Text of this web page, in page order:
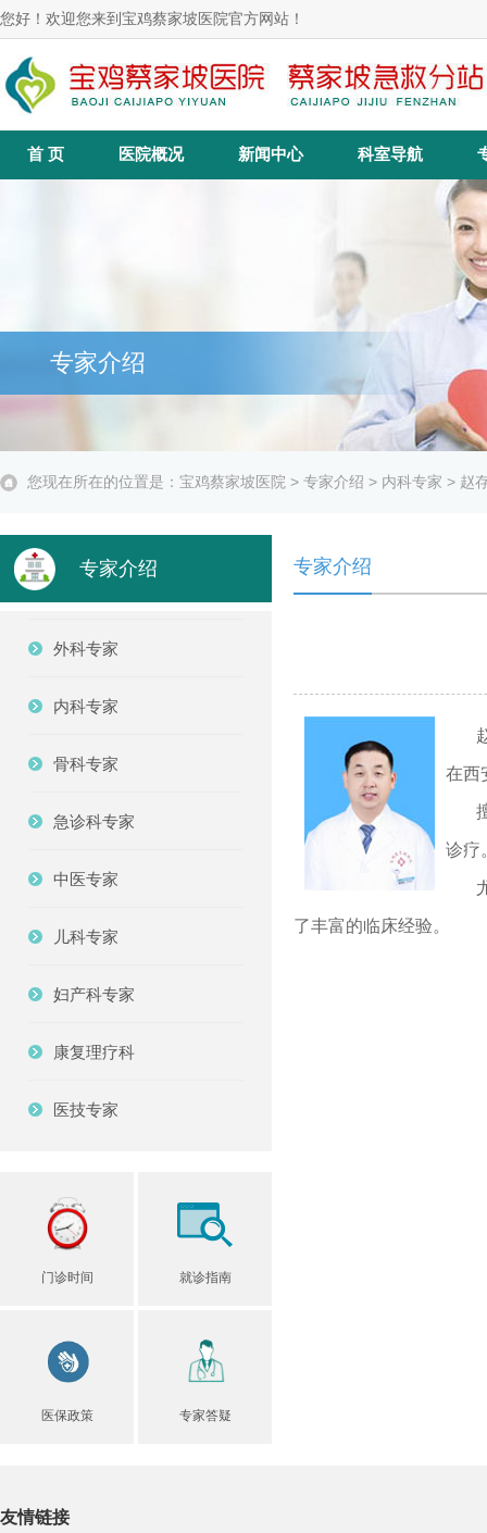
您好！欢迎您来到宝鸡蔡家坡医院官方网站！
首 页 医院概况 新闻中心 科室导航
专家介绍
您现在所在的位置是： 宝鸡蔡家坡医院 > 专家介绍 > 内科专家 > 赵
专家介绍
外科专家
内科专家
骨科专家
急诊科专家
中医专家
儿科专家
妇产科专家
康复理疗科
医技专家
门诊时间 就诊指南
医保政策 专家答疑
专家介绍
赵
在西
擅
诊疗
尤
了丰富的临床经验。
友情链接